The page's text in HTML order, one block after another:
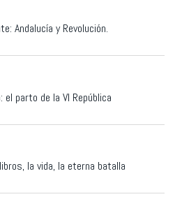
Andalucía y Revolución.
el parto de la VI República
la vida, la eterna batalla